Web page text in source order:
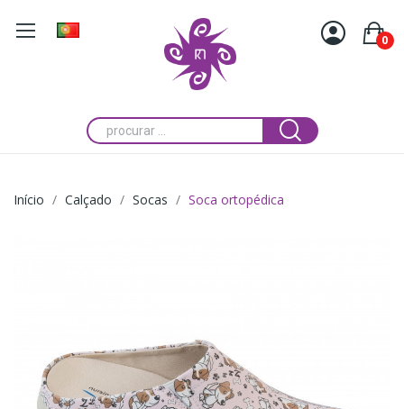
0
Início Calçado Socas Soca ortopédica